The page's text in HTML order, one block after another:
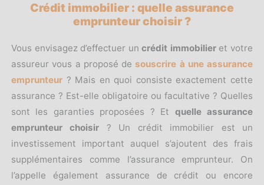
Crédit immobilier : quelle assurance
emprunteur choisir ?
Vous envisagez d’effectuer uncrédit immobilieret votre
assureur vous a proposé de souscrire à une assurance
emprunteur ? Mais en quoi consiste exactement cette
assurance ? Est-elle obligatoire ou facultative ? Quelles
sont les garanties proposées
? Et quelle assurance
emprunteur choisir ? Un crédit immobilier est un
investissement important auquel s’ajoutent des frais
supplémentaires comme l’assurance emprunteur. On
l’appelle également assurance de crédit ou encore